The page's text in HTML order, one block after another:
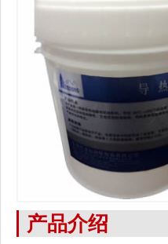
产品介绍